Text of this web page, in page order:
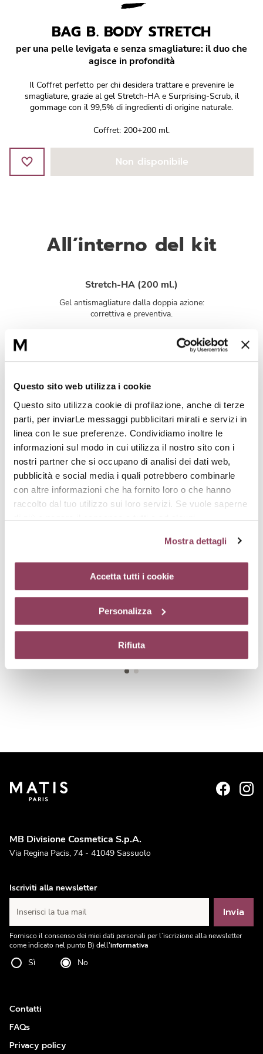
Questo sito web utilizza i cookie
Questo sito utilizza cookie di profilazione, anche di terze
parti, per inviarLe messaggi pubblicitari mirati e servizi in
linea con le sue preferenze. Condividiamo inoltre le
informazioni sul modo in cui utilizza il nostro sito con i
nostri partner che si occupano di analisi dei dati web,
pubblicità e social media i quali potrebbero combinarle
con altre informazioni che ha fornito loro o che hanno
raccolto dal tuo utilizzo sui loro servizi. Se vuole saperne
di più o negare il consenso a tutti o ad alcuni
cliccando sul tasto “Accetta tutti i cookie”. Se non vuole i
cookie di profilazione può negare il consenso sul tasto
“Rifiuta”. Chiudendo questo banner tramite l’apposito
comando “X” continuerai la navigazione del sito in
diversi da quelli tecnici.
Mostra dettagli
Accetta tutti i cookie
Personalizza
Rifiuta
Réponse Délicate
Réponse Cosmake-up
Réponse Fondamentale
Réponse Body
BAG B. BODY STRETCH
per una pelle levigata e senza smagliature: il duo che
agisce in profondità
Il Coffret perfetto per chi desidera trattare e prevenire le
smagliature, grazie al gel Stretch-HA e Surprising-Scrub, il
gommage con il 99,5% di ingredienti di origine naturale.
Coffret: 200+200 ml.
Non disponibile
All’interno del kit
Stretch-HA (200 ml.)
Gel antismagliature dalla doppia azione:
correttiva e preventiva.
Surprising Scrub (200 ml.)
L'intesa perfetta
RECOMFORT-EYES
Maschera nutriente occhi,
comfort estremo
Prodotto globale per rughe,
borse e occhiaie
MB Divisione Cosmetica S.p.A.
Via Regina Pacis, 74 - 41049 Sassuolo
Iscriviti alla newsletter
Inserisci la tua mail Invia
Fornisco il consenso dei miei dati personali per l’iscrizione alla newsletter
come indicato nel punto B) dell'informativa
Sì No
Contatti
FAQs
Privacy policy